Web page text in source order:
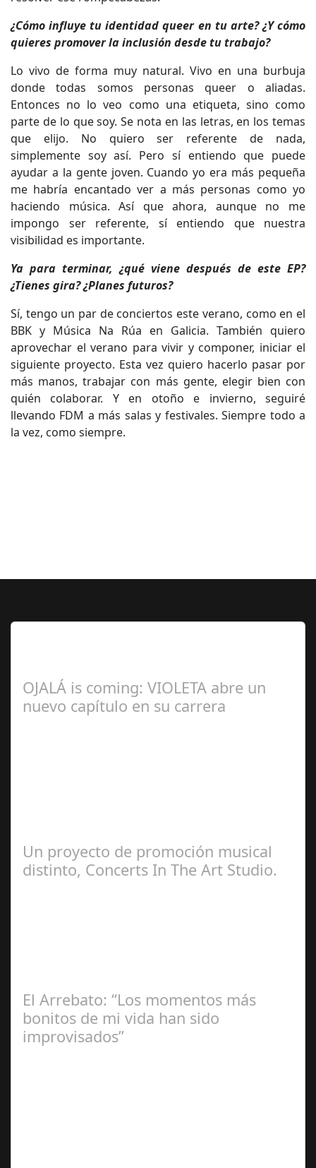
¿Cómo influye tu identidad queer en tu arte? ¿Y cómo
quieres promover la inclusión desde tu trabajo?
Lo vivo de forma muy natural. Vivo en una burbuja
donde todas somos personas queer o aliadas.
Entonces no lo veo como una etiqueta, sino como
parte de lo que soy. Se nota en las letras, en los temas
que elijo. No quiero ser referente de nada,
simplemente soy así. Pero sí entiendo que puede
ayudar a la gente joven. Cuando yo era más pequeña
me habría encantado ver a más personas como yo
haciendo música. Así que ahora, aunque no me
impongo ser referente, sí entiendo que nuestra
visibilidad es importante.
Ya para terminar, ¿qué viene después de este EP?
¿Tienes gira? ¿Planes futuros?
Sí, tengo un par de conciertos este verano, como en el
BBK y Música Na Rúa en Galicia. También quiero
aprovechar el verano para vivir y componer, iniciar el
siguiente proyecto. Esta vez quiero hacerlo pasar por
más manos, trabajar con más gente, elegir bien con
quién colaborar. Y en otoño e invierno, seguiré
llevando FDM a más salas y festivales. Siempre todo a
la vez, como siempre.
OJALÁ is coming: VIOLETA abre un
nuevo capítulo en su carrera
Un proyecto de promoción musical
distinto, Concerts In The Art Studio.
El Arrebato: “Los momentos más
bonitos de mi vida han sido
improvisados”